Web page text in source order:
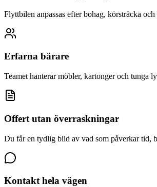
Flyttbilen anpassas efter bohag, körsträcka
Erfarna bärare
Teamet hanterar möbler, kartonger och tunga
Offert utan överraskningar
Du får en tydlig bild av vad som påverkar tid,
Kontakt hela vägen